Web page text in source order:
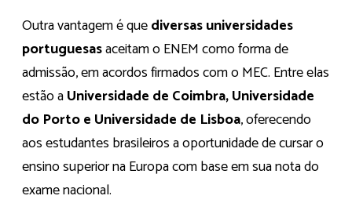
Outra vantagem é quediversas universidades
portuguesasaceitam o ENEM como forma de
admissão, em acordos firmados com o MEC. Entre elas
estão aUniversidade de Coimbra, Universidade
do Porto e Universidade de Lisboa, oferecendo
aos estudantes brasileiros a oportunidade de cursar o
ensino superior na Europa com base em sua nota do
exame nacional.